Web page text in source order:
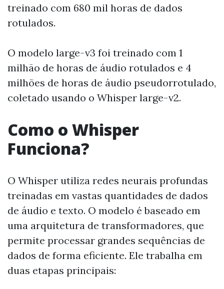
treinado com 680 mil horas de dados
rotulados.
O modelo large-v3 foi treinado com 1
milhão de horas de áudio rotulados e 4
milhões de horas de áudio pseudorrotulado,
coletado usando o Whisper large-v2.
Como o Whisper
Funciona?
O Whisper utiliza redes neurais profundas
treinadas em vastas quantidades de dados
de áudio e texto. O modelo é baseado em
uma arquitetura de transformadores, que
permite processar grandes sequências de
dados de forma eficiente. Ele trabalha em
duas etapas principais: